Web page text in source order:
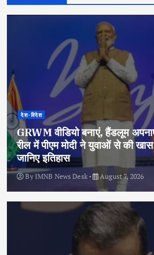
देश-विदेश
GRWM वीडियो बनाएं, हैंडलूम
रील में पीएम मोदी ने युवाओं से की
जानिए इतिहास
By IMNB News Desk August 7, 2026